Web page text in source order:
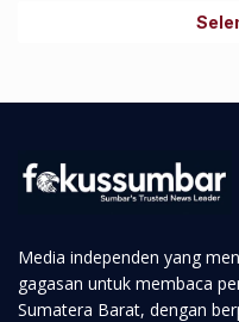
Media independen yang
gagasan untuk membaca
Sumatera Barat, dengan